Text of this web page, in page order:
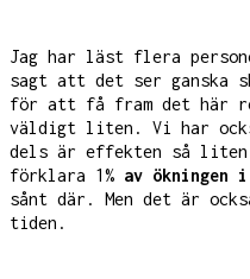
Jag har läst flera
sagt att det ser ganska
för att få fram det här
väldigt liten. Vi har
dels är effekten så liten
förklara 1% av ökningen i
sånt där. Men det är
tiden.